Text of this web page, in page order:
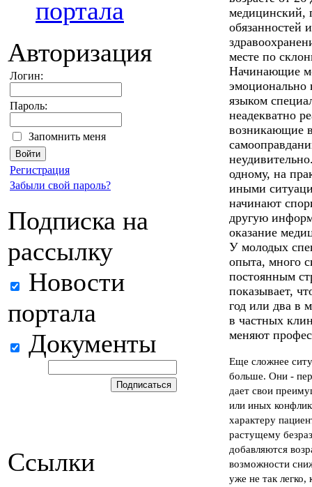
портала
Авторизация
Логин:
Пароль:
Запомнить меня
Регистрация
Забыли свой пароль?
Подписка на
рассылку
Новости
портала
Документы
Ссылки
медицинский,
обязанностей
месте по
Начинающие
эмоционально
языком
неадекватно
возникающие
одному, на
иными
начинают
другую
оказание
У молодых
опыта, много
постоянным
показывает,
год или два в
в частных
меняют
Еще сложнее
больше. Они -
дает свои
или иных
характеру
растущему
добавляются
возможности
уже не так легко,